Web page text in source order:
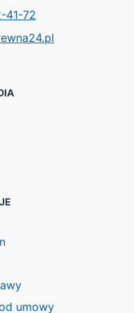
41-72
umowy